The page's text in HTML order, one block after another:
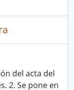
del acta del
2. Se pone en